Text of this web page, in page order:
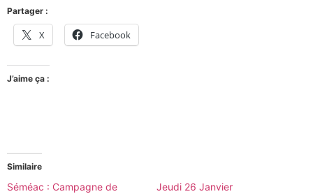
Partager :
X Facebook
J’aime ça :
Similaire
Séméac : Campagne de
Jeudi 26 Janvier